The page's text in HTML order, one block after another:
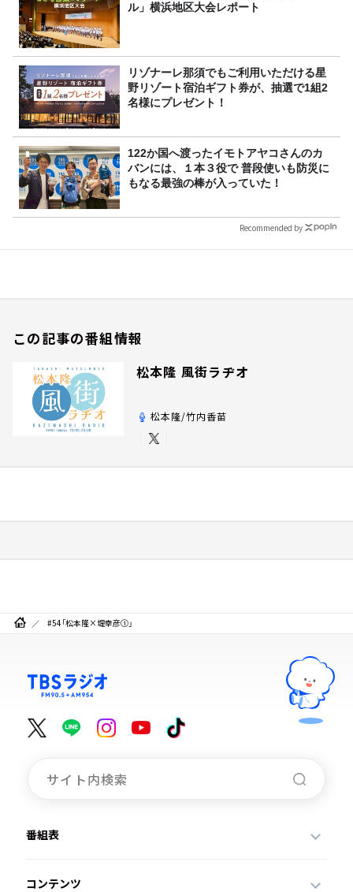
ル」横浜地区大会レポート
リゾナーレ那須でもご利用いただける星
野リゾート宿泊ギフト券が、抽選で1組2
名様にプレゼント！
122か国へ渡ったイモトアヤコさんのカ
バンには、１本３役で 普段使いも防災に
もなる最強の棒が入っていた！
Recommended by
この記事の番組情報
松本隆 風街ラヂオ
松本隆/竹内香苗
#54「松本隆×堤幸彦①」
番組表
コンテンツ